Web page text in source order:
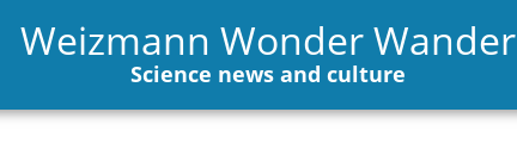
Weizmann Wonder Wander
Science news and culture